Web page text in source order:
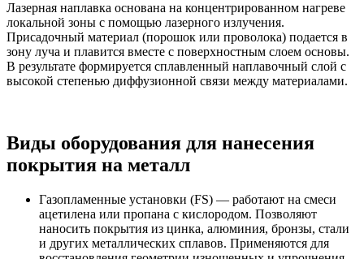
Лазерная наплавка основана на концентрированном нагреве
локальной зоны с помощью лазерного излучения.
Присадочный материал (порошок или проволока) подается в
зону луча и плавится вместе с поверхностным слоем основы.
В результате формируется сплавленный наплавочный слой с
высокой степенью диффузионной связи между материалами.
Виды оборудования для нанесения
покрытия на металл
Газопламенные установки (FS) — работают на смеси
ацетилена или пропана с кислородом. Позволяют
наносить покрытия из цинка, алюминия, бронзы, стали
и других металлических сплавов. Применяются для